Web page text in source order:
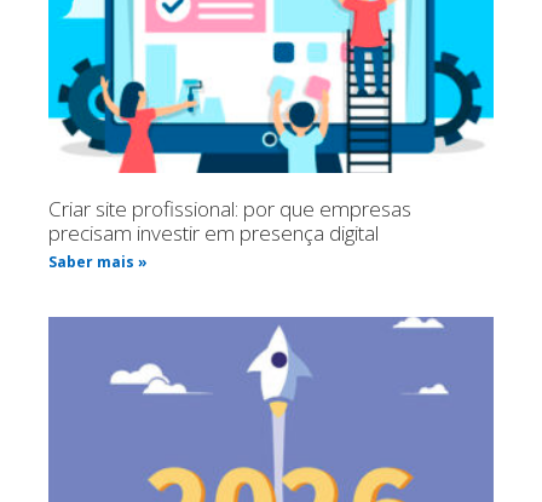
Criar site profissional: por que empresas
precisam investir em presença digital
Saber mais »